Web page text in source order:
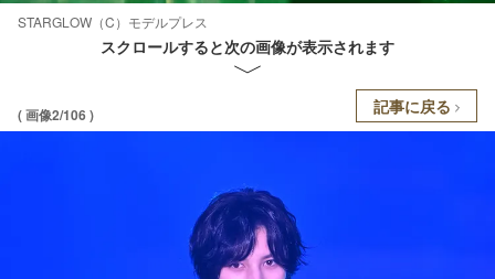
STARGLOW（C）モデルプレス
スクロールすると次の画像が表示されます
( 画像2/106 ) 記事に戻る